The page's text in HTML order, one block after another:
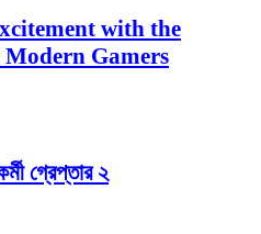
with the
Gamers
গ্রেপ্তার ২